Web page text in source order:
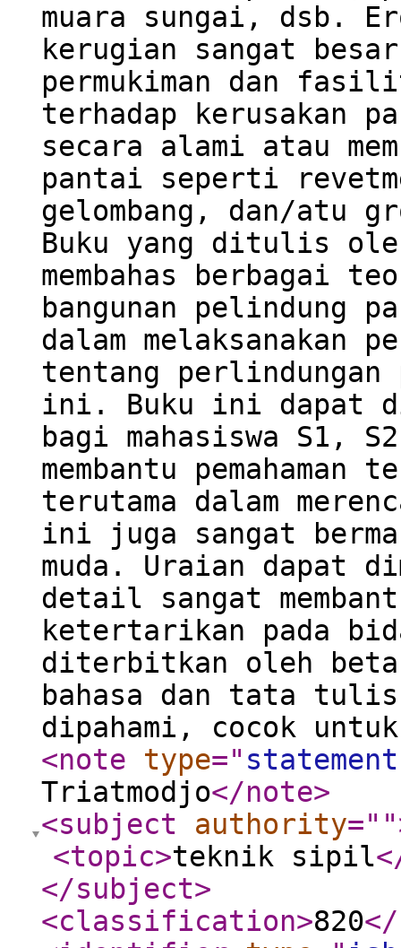
muara sungai, dsb.
kerugian sangat
permukiman dan
terhadap kerusakan
secara alami atau
pantai seperti
gelombang, dan/atu
Buku yang ditulis
membahas berbagai
bangunan pelindung
dalam melaksanakan
tentang perlindungan
ini. Buku ini dapat
bagi mahasiswa S1,
membantu
terutama dalam
ini juga sangat
muda. Uraian dapat
detail sangat
ketertarikan pada
diterbitkan oleh
bahasa dan tata tulis
dipahami, cocok
<note
type="
Triatmodjo</note>
<subject
authority=" "
<topic>teknik sipil
</subject>
<classification>820